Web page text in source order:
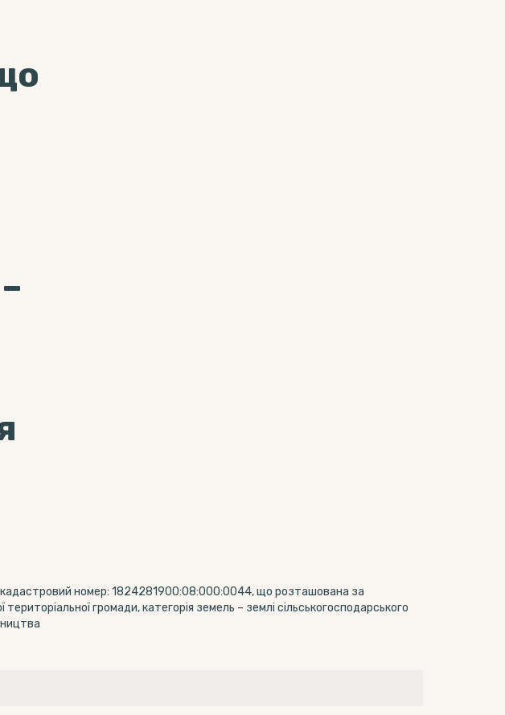
кадастровий номер: 1824281900:08:000:0044, що розташована за
громади, категорія земель – землі сільськогосподарського